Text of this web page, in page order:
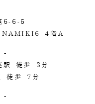
6-6-5
4階A
-
駅 徒歩 3分
徒歩 7分
-